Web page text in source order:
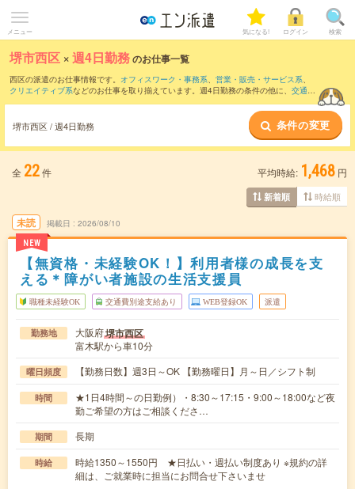
メニュー 気になる! ログイン 検索
堺市西区 ×週4日勤務のお仕事一覧
西区の派遣のお仕事情報です。 オフィスワーク・事務系、 営業・販売・サービス系、
クリエイティブ系などのお仕事を取り揃えています。週4日勤務の条件の他に、 交通費
堺市西区 / 週4日勤務 条件の変更
全 22件 平均時給: 1,468 円
新着順 時給順
未読
NEW
掲載日 2026/08/10
【無資格・未経験OK！】利用者様の成長を支
える＊障がい者施設の生活支援員
職種未経験OK 交通費別途支給あり WEB登録OK 派遣
勤務地 大阪府堺市西区
富木駅から車10分
曜日頻度 【勤務日数】週3日～OK 【勤務曜日】月～日／シフト制
時間
★1日4時間～の日勤例）・8:30～17:15・9:00～18:00など夜
勤ご希望の方はご相談くださ…
期間 長期
時給
時給1350～1550円 ★日払い・週払い制度あり ※規約の詳
細は、ご就業時に担当にお問合せ下さいませ